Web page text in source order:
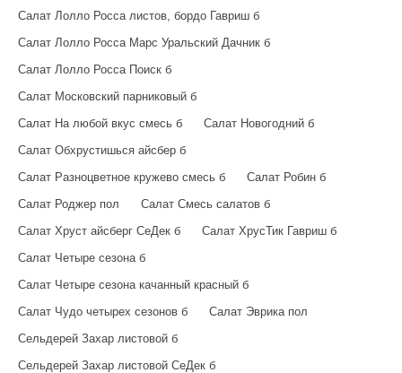
Салат Лолло Росса листов, бордо Гавриш б
Салат Лолло Росса Марс Уральский Дачник б
Салат Лолло Росса Поиск б
Салат Московский парниковый б
Салат На любой вкус смесь б
Салат Новогодний б
Салат Обхрустишься айсбер б
Салат Разноцветное кружево смесь б
Салат Робин б
Салат Роджер пол
Салат Смесь салатов б
Салат Хруст айсберг СеДек б
Салат ХрусТик Гавриш б
Салат Четыре сезона б
Салат Четыре сезона качанный красный б
Салат Чудо четырех сезонов б
Салат Эврика пол
Сельдерей Захар листовой б
Сельдерей Захар листовой СеДек б